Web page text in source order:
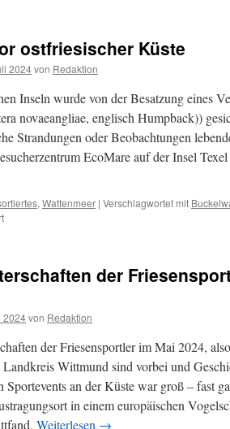
ostfriesischer Küste
2024von Redaktion
Inseln wurde von der Besatzung eines
novaeangliae, englisch Humpback))
Strandungen oder Beobachtungen
EcoMare auf der Insel
, Wattenmeer | Verschlagwortet mit
für
Küste
der
2024von Redaktion
der Friesensportler im Mai 2024,
Wittmund sind vorbei und
Sportevents an der Küste war groß – fast
in einem europäischen
Weiterlesen →